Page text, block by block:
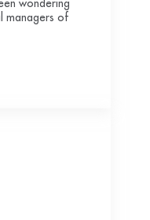
wondering
managers of